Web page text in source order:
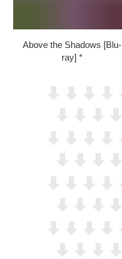
Above the Shadows [Blu-
ray]